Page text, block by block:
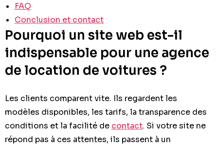
FAQ
Conclusion et contact
Pourquoi un site web est-il
indispensable pour une agence
de location de voitures ?
Les clients comparent vite. Ils regardent les
modèles disponibles, les tarifs, la transparence des
conditions et la facilité de contact. Si votre site ne
répond pas à ces attentes, ils passent à un